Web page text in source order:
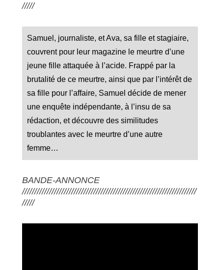
/////
Samuel, journaliste, et Ava, sa fille et stagiaire,
couvrent pour leur magazine le meurtre d’une
jeune fille attaquée à l’acide. Frappé par la
brutalité de ce meurtre, ainsi que par l’intérêt de
sa fille pour l’affaire, Samuel décide de mener
une enquête indépendante, à l’insu de sa
rédaction, et découvre des similitudes
troublantes avec le meurtre d’une autre
femme…
BANDE-ANNONCE
///////////////////////////////////////////////////////////////////////
/////